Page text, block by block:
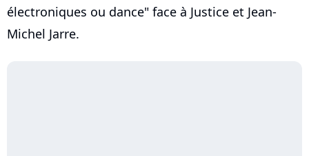
électroniques ou dance" face à Justice et Jean-
Michel Jarre.